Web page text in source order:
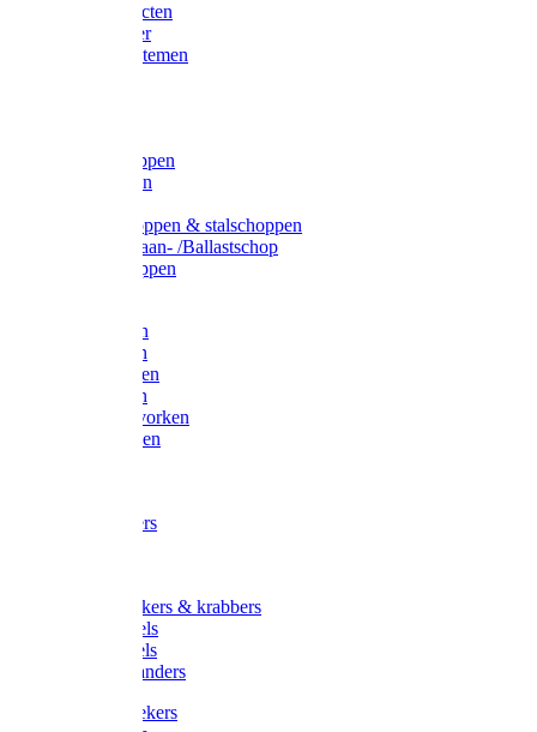
Tuin producten
Fruitplukker
Ophangsystemen
Betonschoppen
Schepbatsen
Ballastschoppen & stalschoppen
Slijtsrip Graan- /Ballastschop
Graanschoppen
Hooivorken
Mestvorken
Bietenvorken
Maisvorken
Aardappelvorken
Vijgenvorken
Tuinkrabbers
Onkruidstekers & krabbers
Hartschoffels
Ruitschoffels
Onkruidbranders
Graskantstekers